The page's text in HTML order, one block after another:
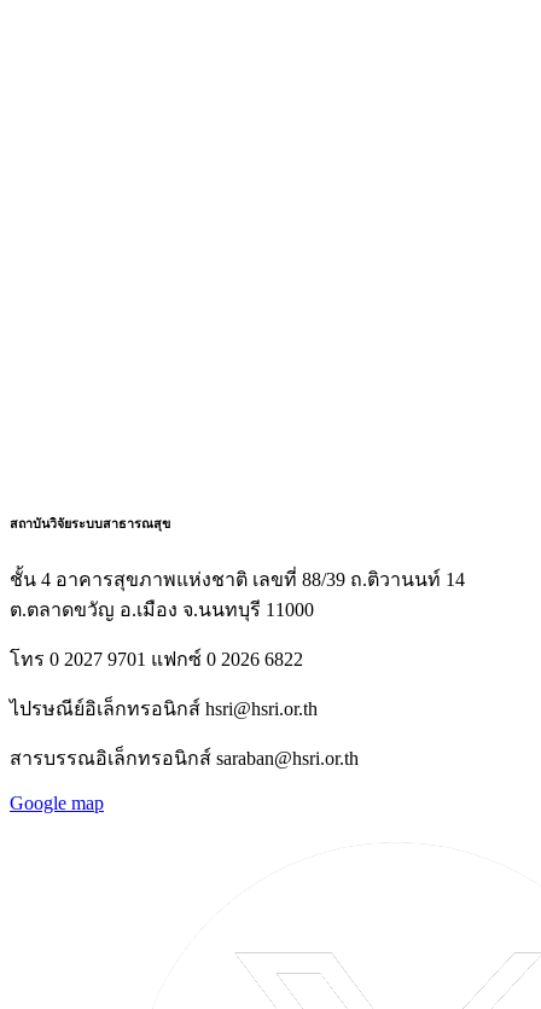
สถาบันวิจัยระบบสาธารณสุข
ชั้น 4 อาคารสุขภาพแห่งชาติ เลขที่ 88/39 ถ.ติวานนท์ 14
ต.ตลาดขวัญ อ.เมือง จ.นนทบุรี 11000
โทร 0 2027 9701 แฟกซ์ 0 2026 6822
ไปรษณีย์อิเล็กทรอนิกส์ hsri@hsri.or.th
สารบรรณอิเล็กทรอนิกส์ saraban@hsri.or.th
Google map